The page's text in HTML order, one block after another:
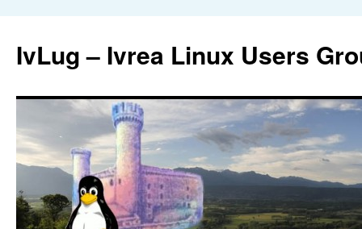
IvLug – Ivrea Linux Users